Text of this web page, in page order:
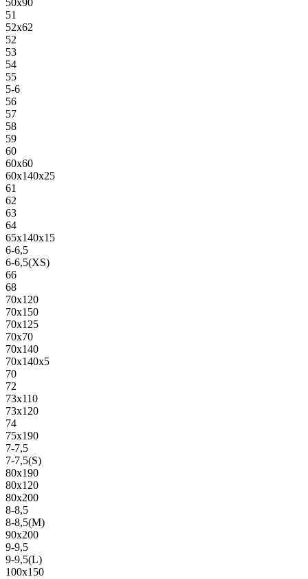
51
52х62
52
53
54
55
5-6
56
57
58
59
60
60х60
60х140х25
61
62
63
64
65х140х15
6-6,5
6-6,5(XS)
66
68
70х120
70х150
70х125
70х70
70х140
70х140х5
70
72
73х110
73х120
74
75х190
7-7,5
7-7,5(S)
80х190
80х120
80х200
8-8,5
8-8,5(M)
90х200
9-9,5
9-9,5(L)
100х150